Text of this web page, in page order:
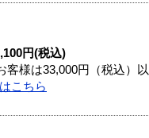
円(税込)
様は33,000円（税込）
こちら